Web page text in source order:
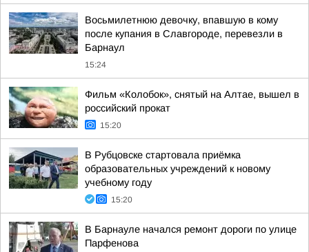
Восьмилетнюю девочку, впавшую в кому
после купания в Славгороде, перевезли в
Барнаул
15:24
Фильм «Колобок», снятый на Алтае, вышел в
российский прокат
15:20
В Рубцовске стартовала приёмка
образовательных учреждений к новому
учебному году
15:20
В Барнауле начался ремонт дороги по улице
Парфенова